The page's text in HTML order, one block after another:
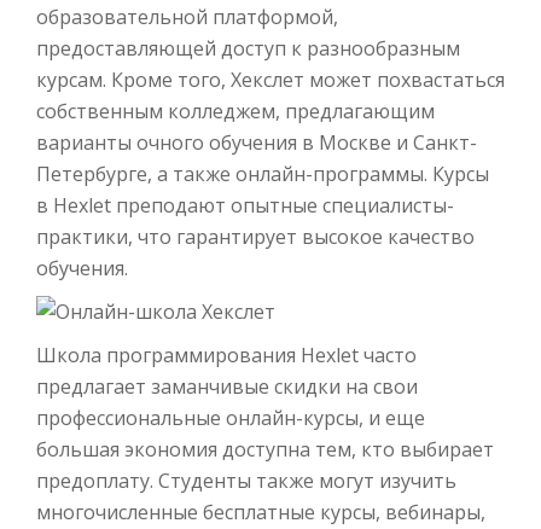
образовательной платформой,
предоставляющей доступ к разнообразным
курсам. Кроме того, Хекслет может похвастаться
собственным колледжем, предлагающим
варианты очного обучения в Москве и Санкт-
Петербурге, а также онлайн-программы. Курсы
в Hexlet преподают опытные специалисты-
практики, что гарантирует высокое качество
обучения.
Школа программирования Hexlet часто
предлагает заманчивые скидки на свои
профессиональные онлайн-курсы, и еще
большая экономия доступна тем, кто выбирает
предоплату. Студенты также могут изучить
многочисленные бесплатные курсы, вебинары,